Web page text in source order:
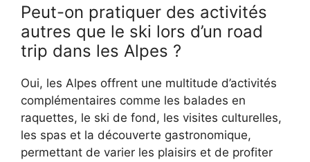
Peut-on pratiquer des activités
autres que le ski lors d’un road
trip dans les Alpes ?
Oui, les Alpes offrent une multitude d’activités
complémentaires comme les balades en
raquettes, le ski de fond, les visites culturelles,
les spas et la découverte gastronomique,
permettant de varier les plaisirs et de profiter